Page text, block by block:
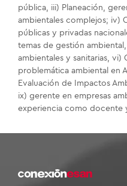
pública, iii) Planeación,
ambientales complejos; iv)
públicas y privadas
temas de gestión
ambientales y sanitarias,
problemática ambiental en
Evaluación de Impactos
ix) gerente en empresas
experiencia como docente